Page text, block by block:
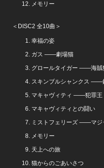
メモリー
＜DISC2 全10曲＞
幸福の姿
ガス ――劇場猫
グロールタイガー ――海賊
スキンブルシャンクス ――
マキャヴィティ ――犯罪王
マキャヴィティとの闘い
ミストフェリーズ ――マジ
メモリー
天上への旅
猫からのごあいさつ